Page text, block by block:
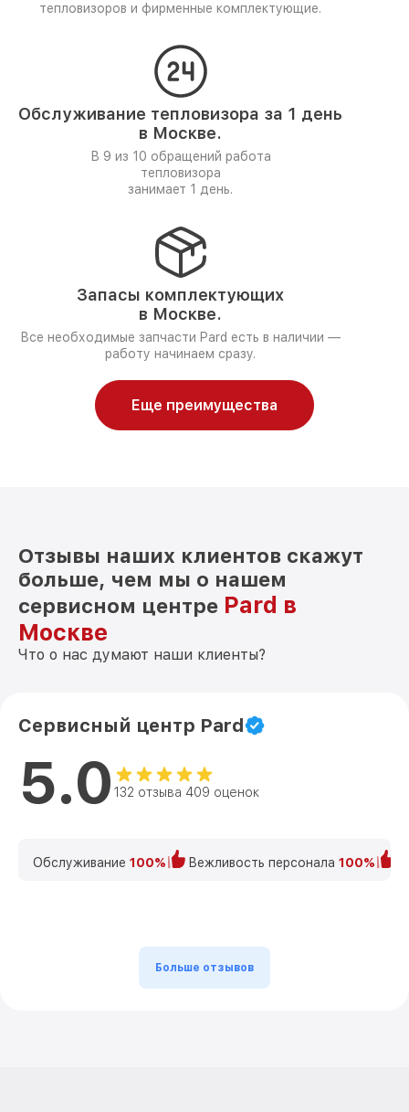
тепловизоров и фирменные комплектующие.
Обслуживание тепловизора за 1 день
в Москве.
В 9 из 10 обращений работа
тепловизора
занимает 1 день.
Запасы комплектующих
в Москве.
Все необходимые запчасти Pard есть в наличии —
работу начинаем сразу.
Еще преимущества
Отзывы наших клиентов скажут
больше, чем мы о нашем
сервисном центре Pard в
Москве
Что о нас думают наши клиенты?
Сервисный центр Pard
5.0 132 отзыва 409 оценок
Обслуживание 100% Вежливость персонала 100%
Больше отзывов